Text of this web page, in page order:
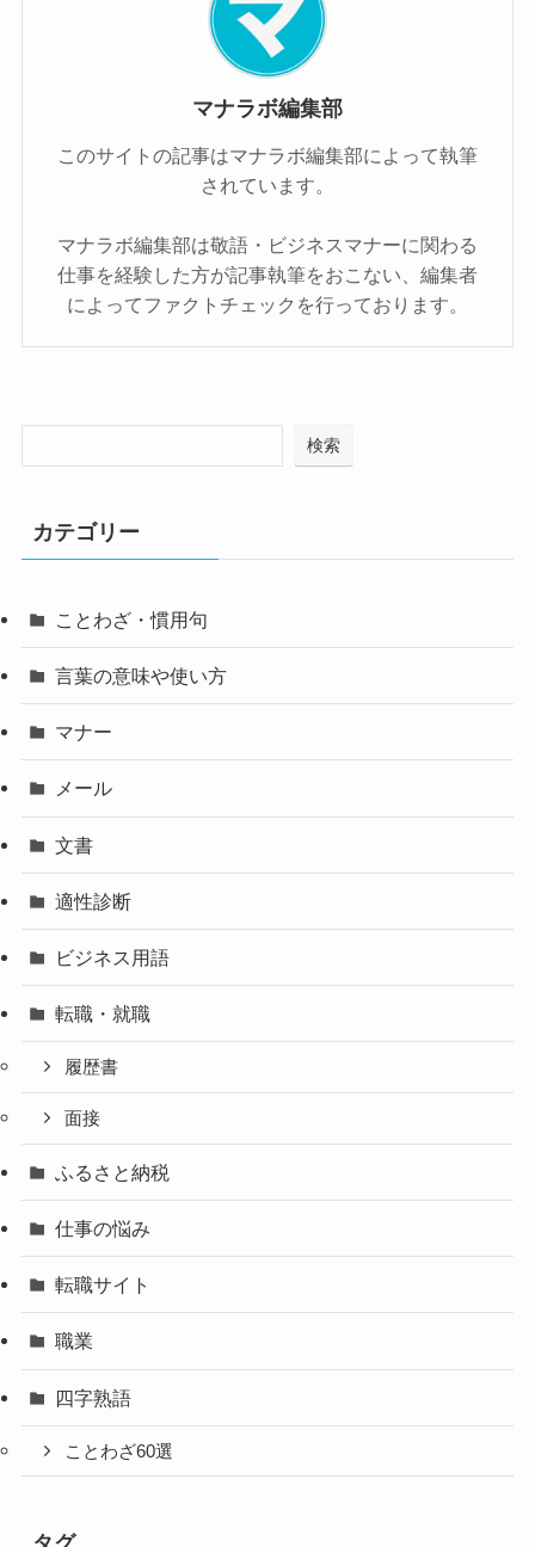
マナラボ編集部
このサイトの記事はマナラボ編集部によって執筆
されています。
マナラボ編集部は敬語・ビジネスマナーに関わる
仕事を経験した方が記事執筆をおこない、編集者
によってファクトチェックを行っております。
検索
カテゴリー
ことわざ・慣用句
言葉の意味や使い方
マナー
メール
文書
適性診断
ビジネス用語
転職・就職
履歴書
面接
ふるさと納税
仕事の悩み
転職サイト
職業
四字熟語
ことわざ60選